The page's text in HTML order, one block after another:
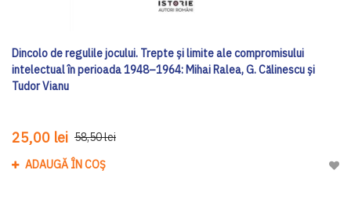
Dincolo de regulile jocului. Trepte și limite ale compromisului
intelectual în perioada 1948–1964: Mihai Ralea, G. Călinescu și
Tudor Vianu
25,00 lei 58,50 lei
ADAUGĂ ÎN COȘ